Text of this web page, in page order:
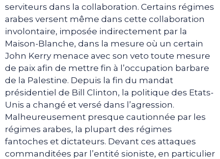
serviteurs dans la collaboration. Certains régimes
arabes versent même dans cette collaboration
involontaire, imposée indirectement par la
Maison-Blanche, dans la mesure où un certain
John Kerry menace avec son veto toute mesure
de paix afin de mettre fin à l’occupation barbare
de la Palestine. Depuis la fin du mandat
présidentiel de Bill Clinton, la politique des Etats-
Unis a changé et versé dans l’agression.
Malheureusement presque cautionnée par les
régimes arabes, la plupart des régimes
fantoches et dictateurs. Devant ces attaques
commanditées par l’entité sioniste, en particulier